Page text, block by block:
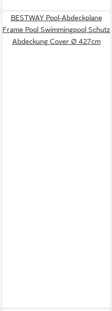
BESTWAY Pool-Abdeckplane
Frame Pool Swimmingpool Schutz
Abdeckung Cover Ø 427cm